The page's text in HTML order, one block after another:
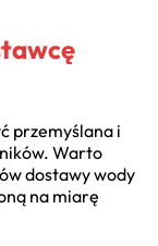
przemyślana i
Warto
dostawy wody
na miarę